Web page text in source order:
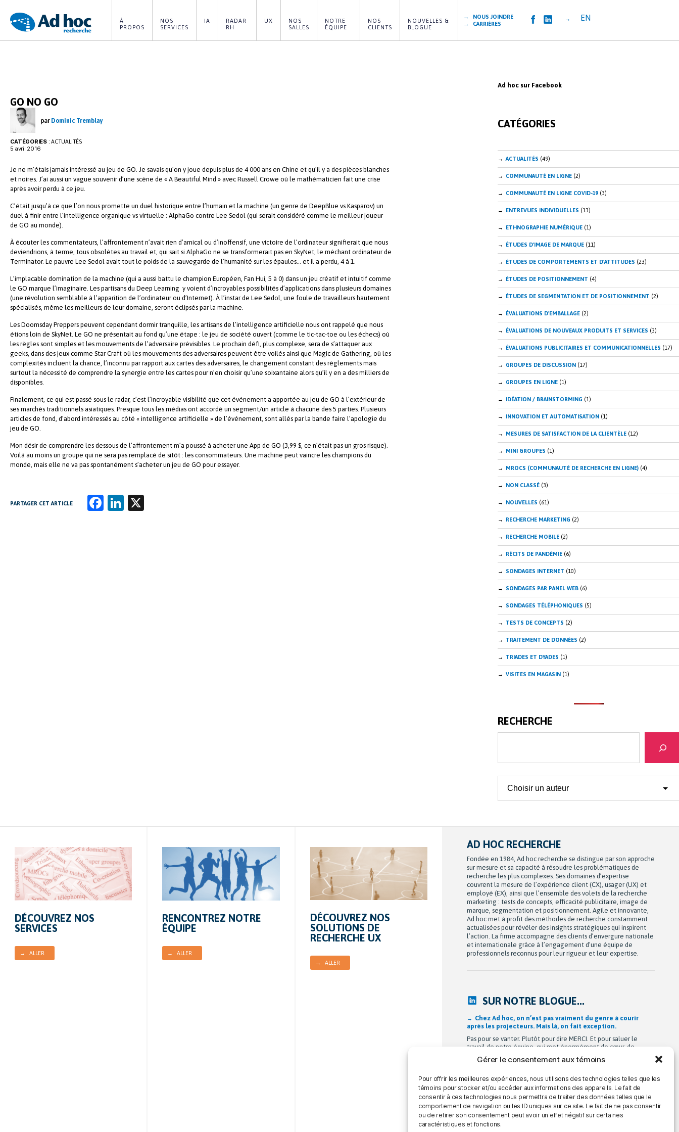
Gérer le consentement aux témoins
Pour offrir les meilleures expériences, nous utilisons des technologies telles que les
témoins pour stocker et/ou accéder aux informations des appareils. Le fait de
consentir à ces technologies nous permettra de traiter des données telles que le
comportement de navigation ou les ID uniques sur ce site. Le fait de ne pas consentir
ou de retirer son consentement peut avoir un effet négatif sur certaines
caractéristiques et fonctions.
À
PROPOS
NOS
SERVICES
IA
RADAR
RH
UX
NOS
SALLES
NOTRE
ÉQUIPE
NOS
CLIENTS
NOUVELLES &
BLOGUE
→ NOUS JOINDRE
→ CARRIÈRES
→ EN
GO NO GO
par Dominic Tremblay
CATÉGORIES:ACTUALITÉS
5 avril 2016
Je ne m’étais jamais intéressé au jeu de GO. Je savais qu’on y joue depuis plus de 4 000 ans en Chine et qu’il y a des pièces blanches
et noires. J’ai aussi un vague souvenir d’une scène de « A Beautiful Mind » avec Russell Crowe où le mathématicien fait une crise
après avoir perdu à ce jeu.
C’était jusqu’à ce que l’on nous promette un duel historique entre l’humain et la machine (un genre de DeepBlue vs Kasparov) un
duel à finir entre l’intelligence organique vs virtuelle : AlphaGo contre Lee Sedol (qui serait considéré comme le meilleur joueur
de GO au monde).
À écouter les commentateurs, l’affrontement n’avait rien d’amical ou d’inoffensif, une victoire de l’ordinateur signifierait que nous
deviendrions, à terme, tous obsolètes au travail et, qui sait si AlphaGo ne se transformerait pas en SkyNet, le méchant ordinateur de
Terminator. Le pauvre Lee Sedol avait tout le poids de la sauvegarde de l’humanité sur les épaules… et il a perdu, 4 à 1.
L’implacable domination de la machine (qui a aussi battu le champion Européen, Fan Hui, 5 à 0) dans un jeu créatif et intuitif comme
le GO marque l’imaginaire. Les partisans du Deep Learning y voient d’incroyables possibilités d’applications dans plusieurs domaines
(une révolution semblable à l’apparition de l’ordinateur ou d’Internet). À l’instar de Lee Sedol, une foule de travailleurs hautement
spécialisés, même les meilleurs de leur domaine, seront éclipsés par la machine.
Les Doomsday Preppers peuvent cependant dormir tranquille, les artisans de l’intelligence artificielle nous ont rappelé que nous
étions loin de SkyNet. Le GO ne présentait au fond qu’une étape : le jeu de société ouvert (comme le tic-tac-toe ou les échecs) où
les règles sont simples et les mouvements de l’adversaire prévisibles. Le prochain défi, plus complexe, sera de s’attaquer aux
geeks, dans des jeux comme Star Craft où les mouvements des adversaires peuvent être voilés ainsi que Magic de Gathering, où les
complexités incluent la chance, l’inconnu par rapport aux cartes des adversaires, le changement constant des règlements mais
surtout la nécessité de comprendre la synergie entre les cartes pour n’en choisir qu’une soixantaine alors qu’il y en a des milliers de
disponibles.
Finalement, ce qui est passé sous le radar, c’est l’incroyable visibilité que cet événement a apportée au jeu de GO à l’extérieur de
ses marchés traditionnels asiatiques. Presque tous les médias ont accordé un segment/un article à chacune des 5 parties. Plusieurs
articles de fond, d’abord intéressés au côté « intelligence artificielle » de l’événement, sont allés par la bande faire l’apologie du
jeu de GO.
Mon désir de comprendre les dessous de l’affrontement m’a poussé à acheter une App de GO (3,99 $, ce n’était pas un gros risque).
Voilà au moins un groupe qui ne sera pas remplacé de sitôt : les consommateurs. Une machine peut vaincre les champions du
monde, mais elle ne va pas spontanément s’acheter un jeu de GO pour essayer.
PARTAGER CET ARTICLE
Fa Li X
Ad hoc sur Facebook
CATÉGORIES
ACTUALITÉS (49)
COMMUNAUTÉ EN LIGNE(2)
COMMUNAUTÉ EN LIGNE COVID-19(3)
ENTREVUES INDIVIDUELLES (13)
ETHNOGRAPHIE NUMÉRIQUE(1)
ÉTUDES D'IMAGE DE MARQUE(11)
ÉTUDES DE COMPORTEMENTS ET D'ATTITUDES (23)
ÉTUDES DE POSITIONNEMENT (4)
ÉTUDES DE SEGMENTATION ET DE POSITIONNEMENT (2)
ÉVALUATIONS D'EMBALLAGE(2)
ÉVALUATIONS DE NOUVEAUX PRODUITS ET SERVICES (3)
ÉVALUATIONS PUBLICITAIRES ET COMMUNICATIONNELLES (17)
GROUPES DE DISCUSSION(17)
GROUPES EN LIGNE(1)
IDÉATION / BRAINSTORMING (1)
INNOVATION ET AUTOMATISATION(1)
MESURES DE SATISFACTION DE LA CLIENTÈLE(12)
MINI GROUPES (1)
MROCS (COMMUNAUTÉ DE RECHERCHE EN LIGNE)(4)
NON CLASSÉ(3)
NOUVELLES (61)
RECHERCHE MARKETING (2)
RECHERCHE MOBILE(2)
RÉCITS DE PANDÉMIE(6)
SONDAGES INTERNET (10)
SONDAGES PAR PANEL WEB(6)
SONDAGES TÉLÉPHONIQUES (5)
TESTS DE CONCEPTS (2)
TRAITEMENT DE DONNÉES (2)
TRIADES ET DYADES (1)
VISITES EN MAGASIN(1)
RECHERCHE
DÉCOUVREZ NOS
SERVICES
→ ALLER
RENCONTREZ NOTRE
ÉQUIPE
→ ALLER
DÉCOUVREZ NOS
SOLUTIONS DE
RECHERCHE UX
→ ALLER
AD HOC RECHERCHE
Fondée en 1984, Ad hoc recherche se distingue par son approche
sur mesure et sa capacité à résoudre les problématiques de
recherche les plus complexes. Ses domaines d’expertise
couvrent la mesure de l’expérience client (CX), usager (UX) et
employé (EX), ainsi que l’ensemble des volets de la recherche
marketing : tests de concepts, efficacité publicitaire, image de
marque, segmentation et positionnement. Agile et innovante,
Ad hoc met à profit des méthodes de recherche constamment
actualisées pour révéler des insights stratégiques qui inspirent
l’action. La firme accompagne des clients d’envergure nationale
et internationale grâce à l’engagement d’une équipe de
professionnels reconnus pour leur rigueur et leur expertise.
SUR NOTRE BLOGUE...
Chez Ad hoc, on n’est pas vraiment du genre à courir
après les projecteurs. Mais là, on fait exception.
Pas pour se vanter. Plutôt pour dire MERCI. Et pour saluer le
travail de notre équipe, qui met énormément de cœur, de
rigueur et d’intelligence dans tout ce qu’elle fait. Dans le cadre
de notre sondage annuel sur l’expérience client, on a demandé
vivent […]